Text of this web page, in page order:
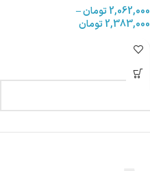
2,062,000تومان–
2,383,000تومان